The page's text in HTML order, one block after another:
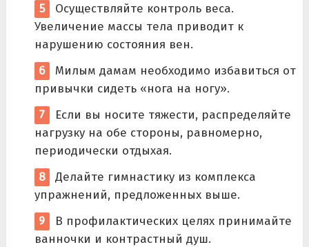
Осуществляйте контроль веса.
Увеличение массы тела приводит к
нарушению состояния вен.
Милым дамам необходимо избавиться от
привычки сидеть «нога на ногу».
Если вы носите тяжести, распределяйте
нагрузку на обе стороны, равномерно,
периодически отдыхая.
Делайте гимнастику из комплекса
упражнений, предложенных выше.
В профилактических целях принимайте
ванночки и контрастный душ.